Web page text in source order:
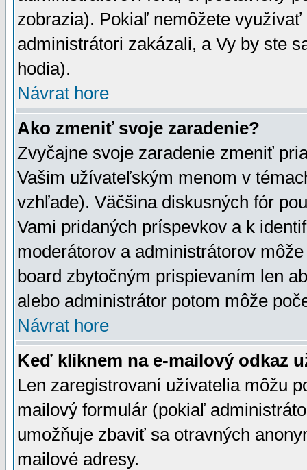
zobrazia). Pokiaľ nemôžete
administrátori zakázali, a Vy by ste
hodia).
Návrat hore
Ako zmeniť svoje zaradenie?
Zvyčajne svoje zaradenie zmeniť
Vašim užívateľským menom v
vzhľade). Väčšina diskusných fór
Vami pridaných príspevkov a k
moderátorov a administrátorov
board zbytočným prispievaním len
alebo administrátor potom môže
Návrat hore
Keď kliknem na e-mailový odkaz
Len zaregistrovaní užívatelia môžu
mailový formulár (pokiaľ
umožňuje zbaviť sa otravných
mailové adresy.